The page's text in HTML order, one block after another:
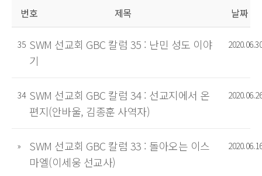
번호 제목 날짜
35 SWM 선교회 GBC 칼럼 35 : 난민 성도 이야
기
2020.06.30
34 SWM 선교회 GBC 칼럼 34 : 선교지에서 온
편지(안바울, 김종훈 사역자)
2020.06.26
»
SWM 선교회 GBC 칼럼 33 : 돌아오는 이스
마엘(이세웅 선교사)
2020.06.16